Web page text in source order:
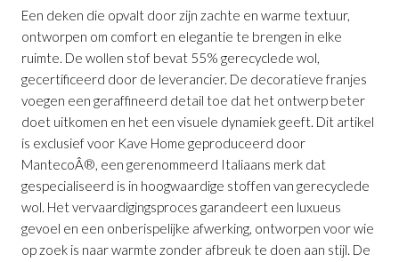
Een deken die opvalt door zijn zachte en warme textuur,
ontworpen om comfort en elegantie te brengen in elke
ruimte. De wollen stof bevat 55% gerecyclede wol,
gecertificeerd door de leverancier. De decoratieve franjes
voegen een geraffineerd detail toe dat het ontwerp beter
doet uitkomen en het een visuele dynamiek geeft. Dit artikel
is exclusief voor Kave Home geproduceerd door
MantecoÂ®, een gerenommeerd Italiaans merk dat
gespecialiseerd is in hoogwaardige stoffen van gerecyclede
wol. Het vervaardigingsproces garandeert een luxueus
gevoel en een onberispelijke afwerking, ontworpen voor wie
op zoek is naar warmte zonder afbreuk te doen aan stijl. De
met Franjes
is toegevoegd aan je
winkelmandje